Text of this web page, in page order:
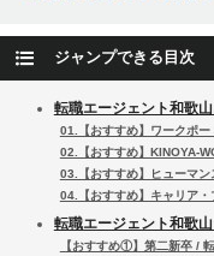
ジャンプできる目次
転職エージェント和歌
01.【おすすめ】ワークポ
02.【おすすめ】KINOYA-
03.【おすすめ】ヒューマ
04.【おすすめ】キャリア
転職エージェント和歌
【おすすめ①】第二新卒 /